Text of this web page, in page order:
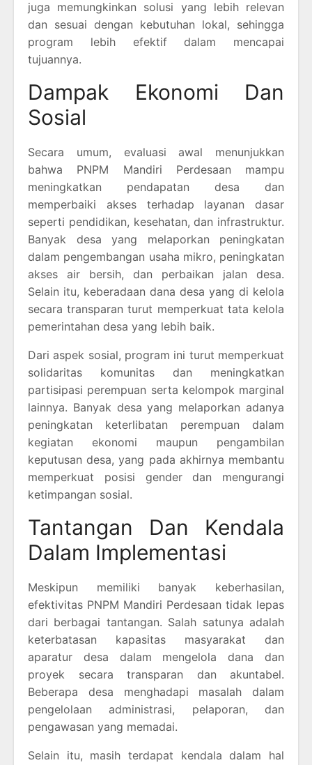
juga memungkinkan solusi yang lebih relevan
dan sesuai dengan kebutuhan lokal, sehingga
program lebih efektif dalam mencapai
tujuannya.
Dampak Ekonomi Dan
Sosial
Secara umum, evaluasi awal menunjukkan
bahwa PNPM Mandiri Perdesaan mampu
meningkatkan pendapatan desa dan
memperbaiki akses terhadap layanan dasar
seperti pendidikan, kesehatan, dan infrastruktur.
Banyak desa yang melaporkan peningkatan
dalam pengembangan usaha mikro, peningkatan
akses air bersih, dan perbaikan jalan desa.
Selain itu, keberadaan dana desa yang di kelola
secara transparan turut memperkuat tata kelola
pemerintahan desa yang lebih baik.
Dari aspek sosial, program ini turut memperkuat
solidaritas komunitas dan meningkatkan
partisipasi perempuan serta kelompok marginal
lainnya. Banyak desa yang melaporkan adanya
peningkatan keterlibatan perempuan dalam
kegiatan ekonomi maupun pengambilan
keputusan desa, yang pada akhirnya membantu
memperkuat posisi gender dan mengurangi
ketimpangan sosial.
Tantangan Dan Kendala
Dalam Implementasi
Meskipun memiliki banyak keberhasilan,
efektivitas PNPM Mandiri Perdesaan tidak lepas
dari berbagai tantangan. Salah satunya adalah
keterbatasan kapasitas masyarakat dan
aparatur desa dalam mengelola dana dan
proyek secara transparan dan akuntabel.
Beberapa desa menghadapi masalah dalam
pengelolaan administrasi, pelaporan, dan
pengawasan yang memadai.
Selain itu, masih terdapat kendala dalam hal